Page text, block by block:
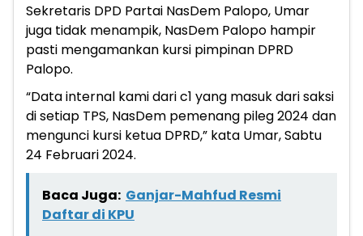
Sekretaris DPD Partai NasDem Palopo, Umar
juga tidak menampik, NasDem Palopo hampir
pasti mengamankan kursi pimpinan DPRD
Palopo.
“Data internal kami dari c1 yang masuk dari saksi
di setiap TPS, NasDem pemenang pileg 2024 dan
mengunci kursi ketua DPRD,” kata Umar, Sabtu
24 Februari 2024.
Baca Juga: Ganjar-Mahfud Resmi
Daftar di KPU